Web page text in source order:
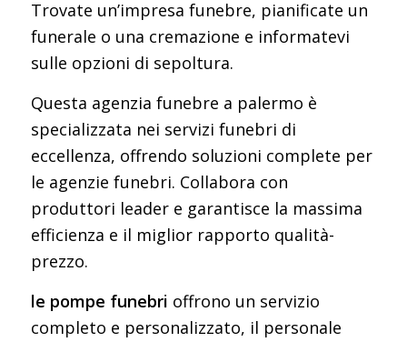
Trovate un’impresa funebre, pianificate un
funerale o una cremazione e informatevi
sulle opzioni di sepoltura.
Questa agenzia funebre a palermo è
specializzata nei servizi funebri di
eccellenza, offrendo soluzioni complete per
le agenzie funebri. Collabora con
produttori leader e garantisce la massima
efficienza e il miglior rapporto qualità-
prezzo.
le pompe funebri offrono un servizio
completo e personalizzato, il personale